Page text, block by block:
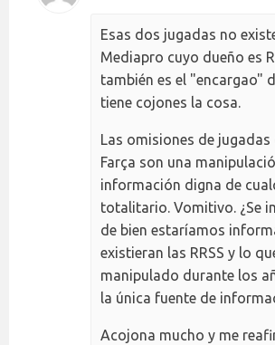
Esas dos jugadas no
Mediapro cuyo dueño es
también es el "encargao"
tiene cojones la cosa.
Las omisiones de
Farça son una
información digna de
totalitario. Vomitivo. ¿Se
de bien estaríamos
existieran las RRSS y lo
manipulado durante los
la única fuente de
Acojona mucho y me